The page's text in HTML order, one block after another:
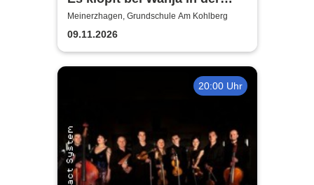
Nacht - Figurentheater
Manfred Künster
Meinerzhagen, Grundschule Am Kohlberg
09.11.2026
20:00 Uhr